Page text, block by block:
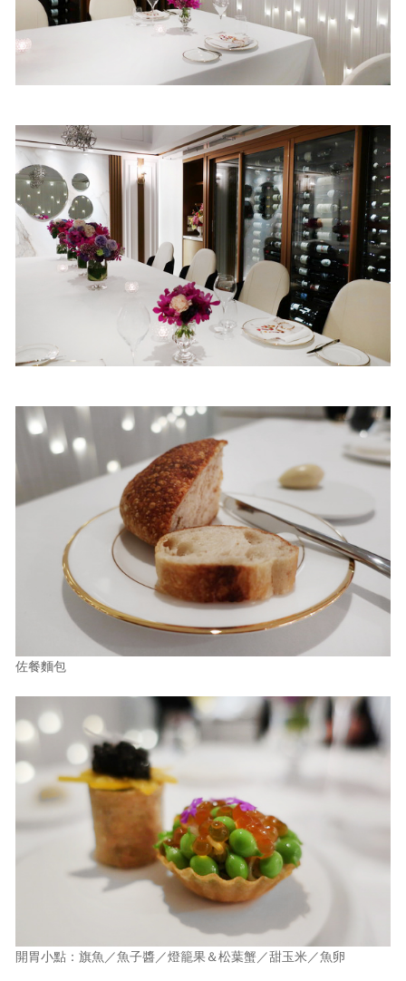
佐餐麵包
開胃小點：旗魚／魚子醬／燈籠果＆松葉蟹／甜玉米／魚卵